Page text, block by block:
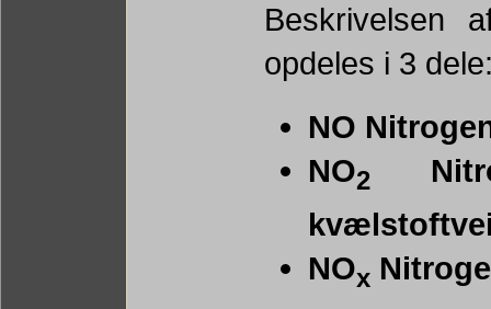
Beskrivelsen
opdeles i 3
NO
NO2
NOx